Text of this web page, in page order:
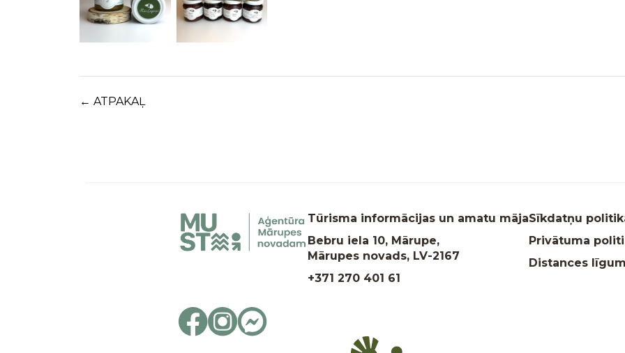
← ATPAKAĻ
Tūrisma informācijas un amatu māja
Bebru iela 10, Mārupe,
Mārupes novads, LV-2167
+371 270 401 61
Sīkdatņu
Privātuma
Distances